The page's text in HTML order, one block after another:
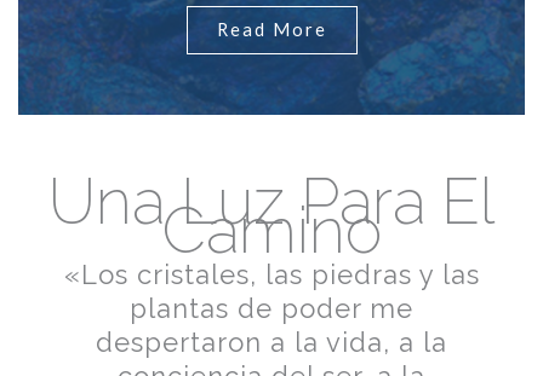
Read More
Una Luz Para El
Camino
«Los cristales, las piedras y las
plantas de poder me
despertaron a la vida, a la